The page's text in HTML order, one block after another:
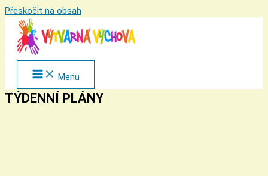
Přeskočit na obsah
Menu
TÝDENNÍ PLÁNY